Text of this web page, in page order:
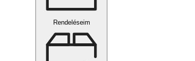
Rendeléseim